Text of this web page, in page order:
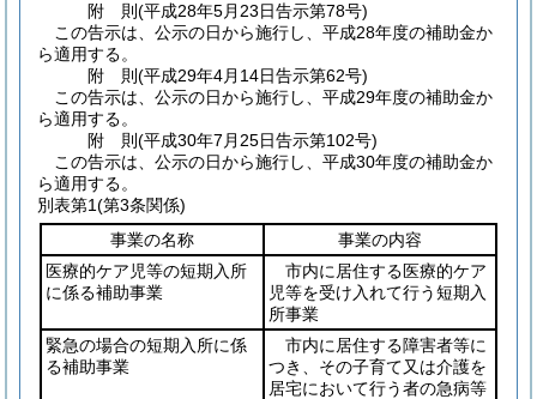
附 則(平成28年5月23日告示第78号)
この告示は、公示の日から施行し、平成28年度の補助金か
ら適用する。
附 則(平成29年4月14日告示第62号)
この告示は、公示の日から施行し、平成29年度の補助金か
ら適用する。
附 則(平成30年7月25日告示第102号)
この告示は、公示の日から施行し、平成30年度の補助金か
ら適用する。
別表第1(第3条関係)
事業の名称
事業の内容
医療的ケア児等の短期入所
に係る補助事業
市内に居住する医療的ケア
児等を受け入れて行う短期入
所事業
緊急の場合の短期入所に係
る補助事業
市内に居住する障害者等に
つき、その子育て又は介護を
居宅において行う者の急病等